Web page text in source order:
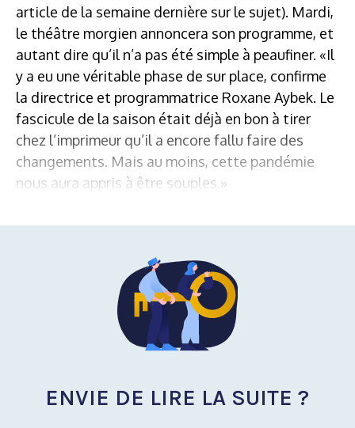
article de la semaine dernière sur le sujet). Mardi,
le théâtre morgien annoncera son programme, et
autant dire qu’il n’a pas été simple à peaufiner. «Il
y a eu une véritable phase de sur place, confirme
la directrice et programmatrice Roxane Aybek. Le
fascicule de la saison était déjà en bon à tirer
chez l’imprimeur qu’il a encore fallu faire des
changements. Mais au moins, cette pandémie
nous aura appris à être souples.»
ENVIE DE LIRE LA SUITE ?